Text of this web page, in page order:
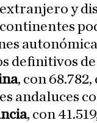
extranjero y
continentes
definitivos
, con
andaluces
, con